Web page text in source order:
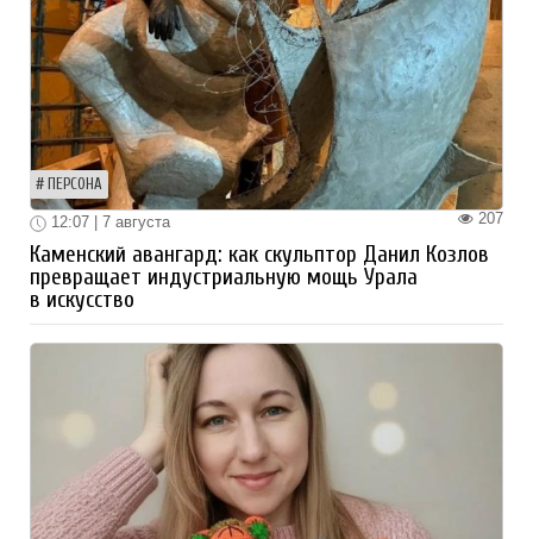
ПЕРСОНА
207
12:07 | 7 августа
Каменский авангард: как скульптор Данил Козлов
превращает индустриальную мощь Урала
в искусство